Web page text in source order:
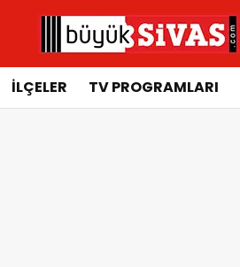
İLÇELER TV PROGRAMLARI